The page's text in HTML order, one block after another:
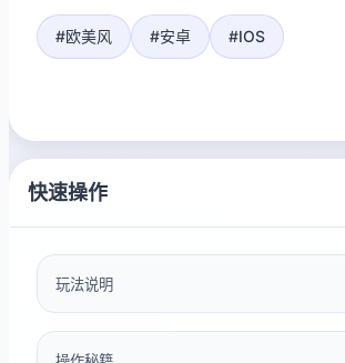
#欧美风 #安卓 #IOS
快速操作
玩法说明